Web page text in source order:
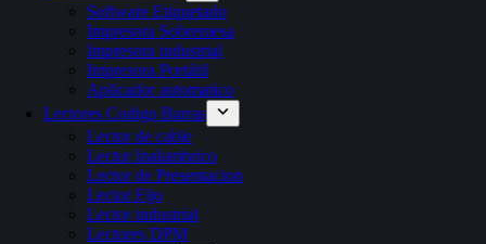
Software Etiquetado
Impresora Sobremesa
Impresora industrial
Impresora Portátil
Aplicador automatico
Lectores Codigo Barras
Lector de cable
Lector Inalambrico
Lector de Presentacion
Lector Fijo
Lector industrial
Lectores DPM